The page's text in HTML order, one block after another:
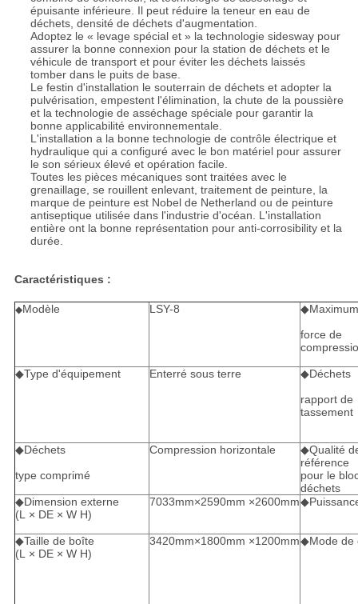
épuisante inférieure. Il peut réduire la teneur en eau de
déchets, densité de déchets d'augmentation.
Adoptez le « levage spécial et » la technologie sidesway pour
assurer la bonne connexion pour la station de déchets et le
véhicule de transport et pour éviter les déchets laissés
tomber dans le puits de base.
Le festin d'installation le souterrain de déchets et adopter la
pulvérisation, empestent l'élimination, la chute de la poussière
et la technologie de asséchage spéciale pour garantir la
bonne applicabilité environnementale.
L'installation a la bonne technologie de contrôle électrique et
hydraulique qui a configuré avec le bon matériel pour assurer
le son sérieux élevé et opération facile.
Toutes les pièces mécaniques sont traitées avec le
grenaillage, se rouillent enlevant, traitement de peinture, la
marque de peinture est Nobel de Netherland ou de peinture
antiseptique utilisée dans l'industrie d'océan. L'installation
entière ont la bonne représentation pour anti-corrosibility et la
durée.
Caractéristiques :
◆Modèle LSY-8
force de
◆Type d'équipement Enterré sous terre
◆Déchets
rapport de
tassement
◆Déchets
type comprimé
Compression horizontale
◆Qualité
référence
pour le
déchets
◆Dimension externe
(L × DE × W H)
7033mm×2590mm ×2600mm
◆Taille de boîte
(L × DE × W H)
3420mm×1800mm ×1200mm◆Mode de